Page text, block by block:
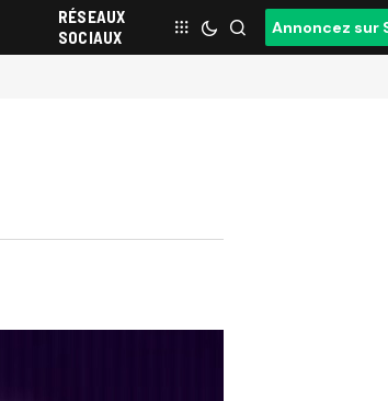
RÉSEAUX
SOCIAUX
Annoncez sur